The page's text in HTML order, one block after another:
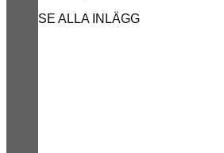
SE ALLA INLÄGG